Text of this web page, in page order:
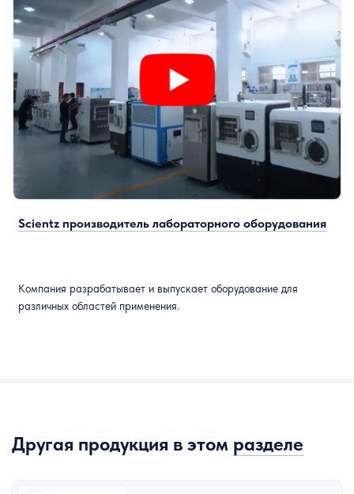
Scientz производитель лабораторного оборудования
Компания разрабатывает и выпускает оборудование для
различных областей применения.
Другая продукция в этом разделе